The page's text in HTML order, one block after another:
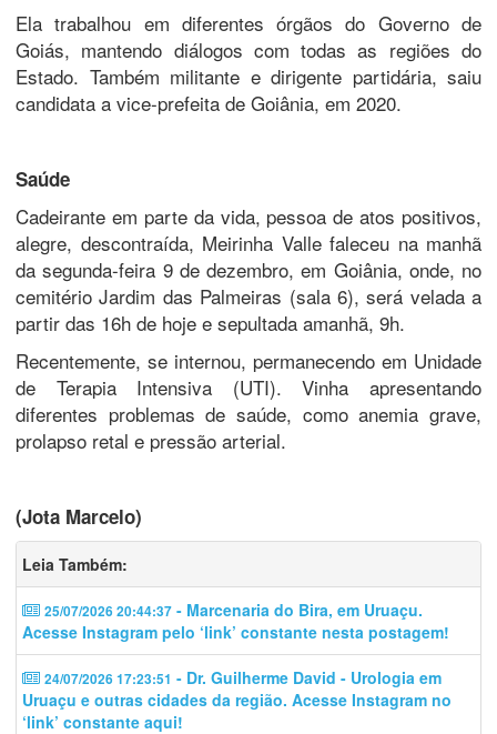
Ela trabalhou em diferentes órgãos do Governo de
Goiás, mantendo diálogos com todas as regiões do
Estado. Também militante e dirigente partidária, saiu
candidata a vice-prefeita de Goiânia, em 2020.
Saúde
Cadeirante em parte da vida, pessoa de atos positivos,
alegre, descontraída, Meirinha Valle faleceu na manhã
da segunda-feira 9 de dezembro, em Goiânia, onde, no
cemitério Jardim das Palmeiras (sala 6), será velada a
partir das 16h de hoje e sepultada amanhã, 9h.
Recentemente, se internou, permanecendo em Unidade
de Terapia Intensiva (UTI). Vinha apresentando
diferentes problemas de saúde, como anemia grave,
prolapso retal e pressão arterial.
(Jota Marcelo)
Leia Também:
25/07/2026 20:44:37 - Marcenaria do Bira, em Uruaçu.
Acesse Instagram pelo ‘link’ constante nesta postagem!
24/07/2026 17:23:51 - Dr. Guilherme David - Urologia em
Uruaçu e outras cidades da região. Acesse Instagram no
‘link’ constante aqui!